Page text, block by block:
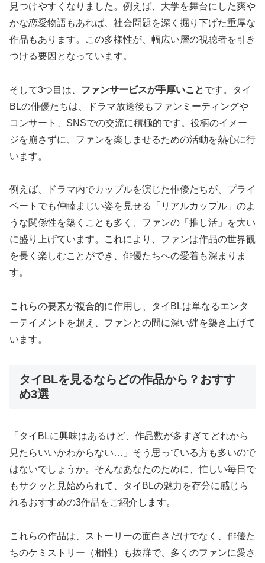
見つけやすくなりました。例えば、大学を舞台にした爽や
かな恋愛物語もあれば、社会問題を深く掘り下げた重厚な
作品もあります。この多様性が、幅広い層の視聴者を引き
つける要因となっています。
そして3つ目は、 ファンサービスが手厚いことです。タイ
BLの俳優たちは、ドラマ放送後もファンミーティングや
コンサート、SNSでの交流に積極的です。役柄のイメー
ジを崩さずに、ファンを楽しませるための活動を熱心に行
います。
例えば、ドラマ内でカップルを演じた俳優たちが、プライ
ベートでも仲睦まじい姿を見せる「リアルカップル」のよ
うな関係性を築くことも多く、ファンの「推し活」を大い
に盛り上げています。これにより、ファンは作品の世界観
を長く楽しむことができ、俳優たちへの愛着も深まりま
す。
これらの要素が複合的に作用し、タイBLは単なるエンタ
ーテイメントを超え、ファンとの間に深い絆を築き上げて
います。
タイBLを見るならどの作品から？おすす
め3選
「タイBLに興味はあるけど、作品数が多すぎてどれから
見たらいいかわからない…」そう思っている方も多いので
はないでしょうか。そんなあなたのために、忙しい毎日で
もサクッと見始められて、タイBLの魅力を存分に感じら
れるおすすめの3作品をご紹介します。
これらの作品は、ストーリーの面白さだけでなく、俳優た
ちのケミストリー（相性）も抜群で、多くのファンに愛さ